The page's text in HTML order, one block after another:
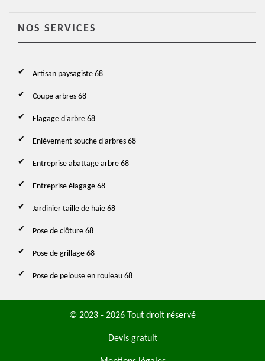
NOS SERVICES
Artisan paysagiste 68
Coupe arbres 68
Elagage d'arbre 68
Enlèvement souche d'arbres 68
Entreprise abattage arbre 68
Entreprise élagage 68
Jardinier taille de haie 68
Pose de clôture 68
Pose de grillage 68
Pose de pelouse en rouleau 68
© 2023 - 2026 Tout droit réservé
Devis gratuit